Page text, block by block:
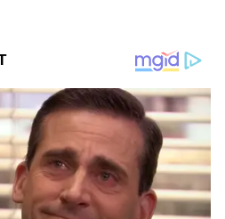
তোলা
ছাড়ার পর দুই মাস
তিনি তাঁর পিএফ
তোলার জন্য আবেদন করতে
শুধুমাত্র এক বছরের কম